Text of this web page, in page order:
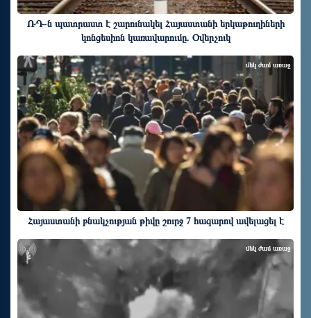
ՌԴ-ն պատրաստ է շարունակել Հայաստանի երկաթուղիների
կոնցեսիոն կառավարումը. Օվերչուկ
Հայաստանի բնակչության թիվը շուրջ 7 հազարով ավելացել է
մեկ ժամ առաջ
մեկ ժամ առաջ